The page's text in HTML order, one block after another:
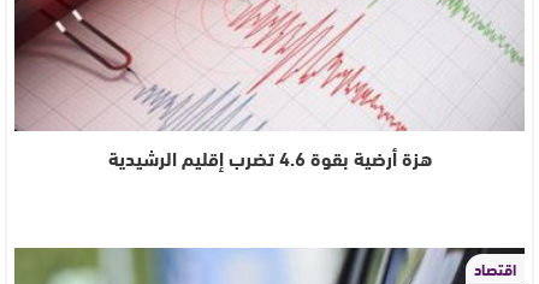
هزة أرضية بقوة 4.6 تضرب إقليم الرشيدية
اقتصاد